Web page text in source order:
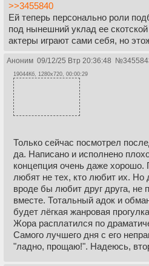
>>3455840
Ей теперь персонально роли
под нынешний уклад ее
актеры играют сами себя, но
Аноним 09/12/25 Втр 20:36:48 №
19044Кб, 1280x720, 00:00:29
Только сейчас посмотрел
да. Написано и исполнено
концепция очень даже хорошо.
любят не тех, кто любит их. Но
вроде бы любит друг друга, не
вместе. Тотальный адок и
будет лёгкая жанровая
Жора расплатился по
Самого лучшего дня с его
"ладно, прощаю!". Надеюсь,